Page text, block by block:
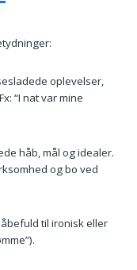
oplevelser,
“I nat var mine
håb, mål og idealer.
og bo ved
til ironisk eller